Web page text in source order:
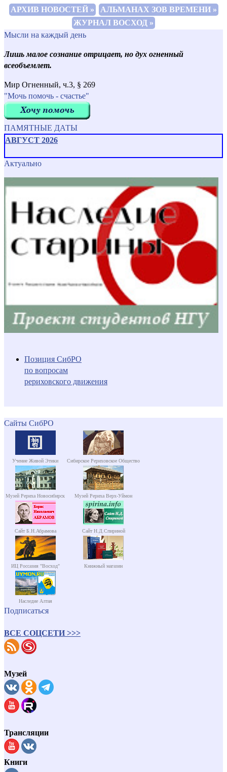
АРХИВ НОВОСТЕЙ »
АЛЬМАНАХ ЗОВ ВРЕМЕНИ »
ЖУРНАЛ ВОСХОД »
Мысли на каждый день
Лишь малое сознание отрицает, но дух огненный
всеобъемлет.
Мир Огненный, ч.3, § 269
"Мочь помочь - счастье"
ПАМЯТНЫЕ ДАТЫ
АВГУСТ 2026
Актуально
Позиция СибРО
по вопросам
рериховского движения
Сайты СибРО
Учение Живой Этики Сибирское Рериховское Общество
Музей Рериха Новосибирск Музей Рериха Верх-Уймон
Сайт Б.Н.Абрамова Сайт Н.Д.Спириной
ИЦ Россазия "Восход" Книжный магазин
Наследие Алтая
Подписаться
ВСЕ СОЦСЕТИ >>>
Музей
Трансляции
Книги